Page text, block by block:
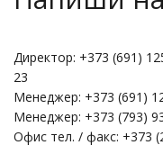
Директор: +373 (691)
23
Менеджер: +373 (691)
Менеджер: +373 (793)
Офис тел. / факс: +373